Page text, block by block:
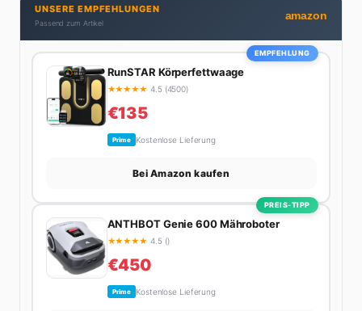
auf echter Erfahrung – ihre Wohnung wurde schon
zweimal in Design-Blogs gefeatured.
UNSERE EMPFEHLUNGEN
Passend zum Artikel
amazon
EMPFEHLUNG
RunSTAR Körperfettwaage
★★★★★ 4.5 (4500)
€135
Prime Kostenlose Lieferung
Bei Amazon kaufen
PREIS-TIPP
ANTHBOT Genie 600 Mähroboter
★★★★★ 4.5 ()
€450
Prime Kostenlose Lieferung